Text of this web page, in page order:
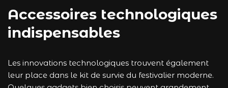
Accessoires technologiques
indispensables
Les innovations technologiques trouvent également
leur place dans le kit de survie du festivalier moderne.